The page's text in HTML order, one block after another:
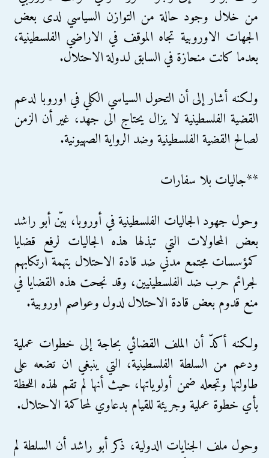
من خلال وجود حالة من التوازن السياسي لدى بعض
الجهات الاوروبية تجاه الموقف في الاراضي الفلسطينية،
بعدما كانت منحازة في السابق لـدولة الاحتلال.
ولكنه أشار إلى أن التحول السياسي الكلي في اوروبا لدعم
القضية الفلسطينية لا يزال يحتاج الى جهد، غير أن الزمن
لصالح القضية الفلسطينية وضد الرواية الصهيونية.
**جاليات بلا سفارات
وحول جهود الجاليات الفلسطينية في أوروبا، بيّن أبو راشد
بعض المحاولات التي تبذلها هذه الجاليات لرفع قضايا
كمؤسسات مجتمع مدني ضد قادة الاحتلال بتهمة ارتكابهم
لجرائم حرب ضد الفلسطينيين، وقد نجحت هذه القضايا في
منع قدوم بعض قادة الاحتلال لدول وعواصم اوروبية.
ولكنه أكدّ أن الملف القضائي بحاجة إلى خطوات عملية
ودعم من السلطة الفلسطينية، التي ينبغي ان تضعه على
طاولتها وتجعله ضمن أولوياتها، حيث أنها لم تقم لهذه اللحظة
بأي خطوة عملية وجريئة للقيام بدعاوي لمحاكمة الاحتلال.
وحول ملف الجنايات الدولية، ذكر أبو راشد أن السلطة لم